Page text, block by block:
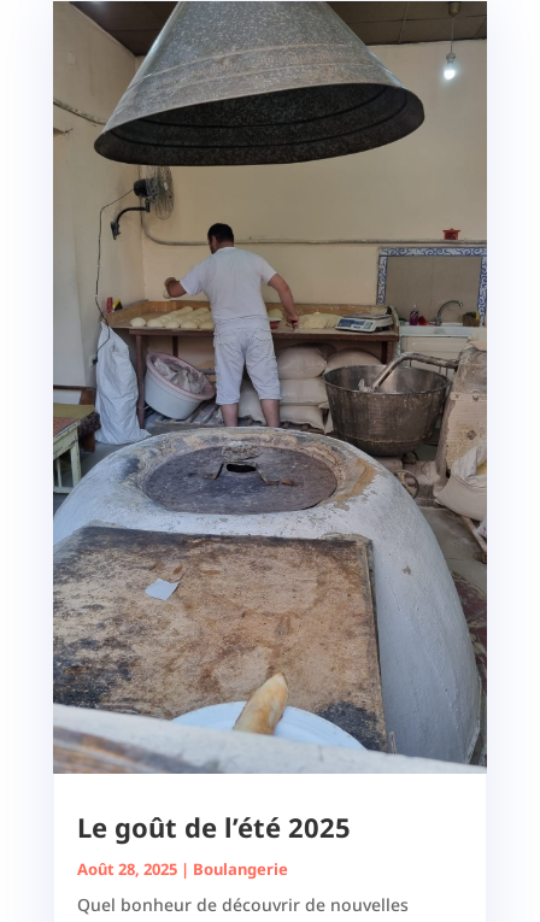
Le goût de l’été 2025
Août 28, 2025| Boulangerie
Quel bonheur de découvrir de nouvelles